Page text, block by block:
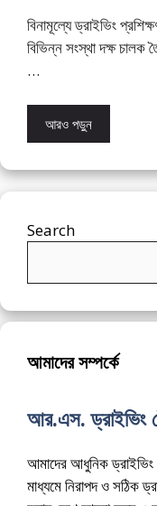
বিনামূল্যে ড্রাইভিং
বিভিন্ন সংস্থা দক্ষ চালক
…
আরও পড়ুন
Search
আমাদের সম্পর্কে
আর.এস. ড্রাইভিং
আমাদের আধুনিক ড্রাইভিং
মাধ্যমে নিরাপদ ও সঠিক